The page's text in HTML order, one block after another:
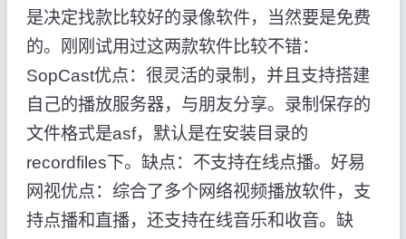
是决定找款比较好的录像软件，当然要是免费
的。刚刚试用过这两款软件比较不错：
SopCast优点：很灵活的录制，并且支持搭建
自己的播放服务器，与朋友分享。录制保存的
文件格式是asf，默认是在安装目录的
recordfiles下。缺点：不支持在线点播。好易
网视优点：综合了多个网络视频播放软件，支
持点播和直播，还支持在线音乐和收音。缺